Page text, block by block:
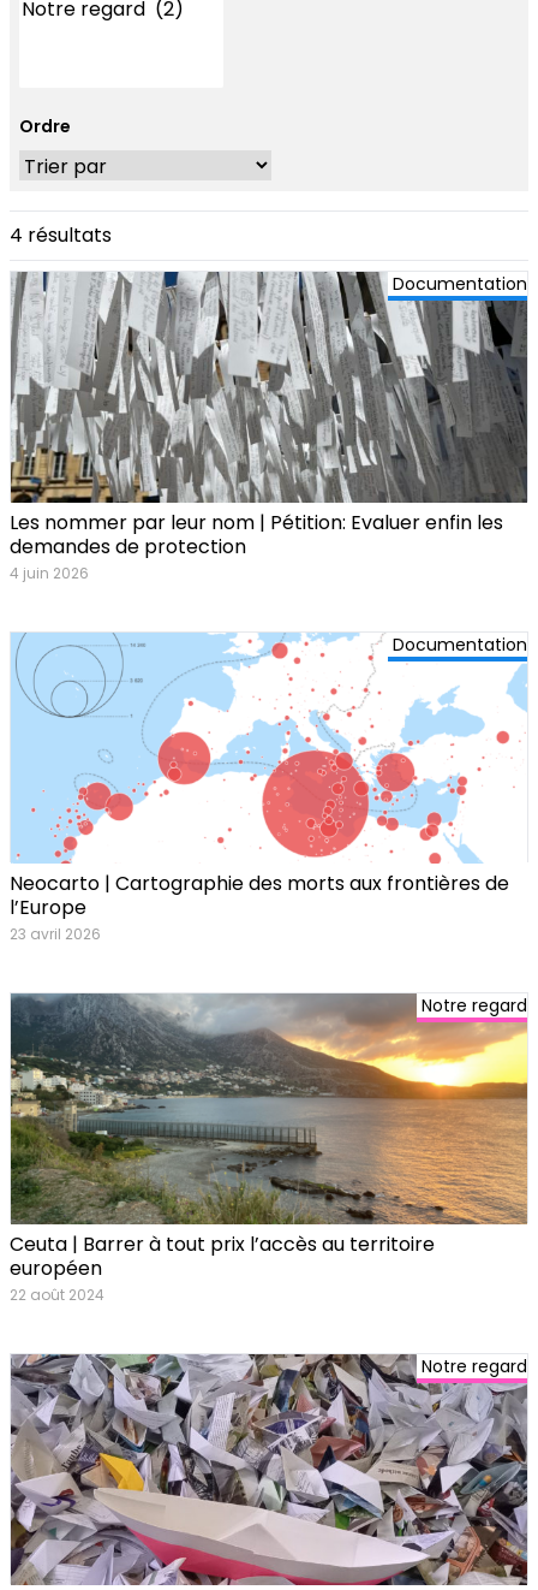
Ordre
4 résultats
Documentation
Les nommer par leur nom | Pétition: Evaluer enfin les
demandes de protection
4 juin 2026
Documentation
Neocarto | Cartographie des morts aux frontières de
l’Europe
23 avril 2026
Notre regard
Ceuta | Barrer à tout prix l’accès au territoire
européen
22 août 2024
Notre regard